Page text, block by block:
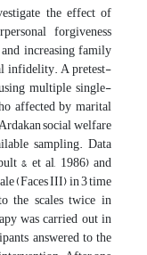
the effect of
forgiveness
increasing family
infidelity. A pretest-
multiple single-
affected by marital
social welfare
sampling. Data
& et al, 1986) and
(Faces III) in 3 time
the scales twice in
was carried out in
answered to the